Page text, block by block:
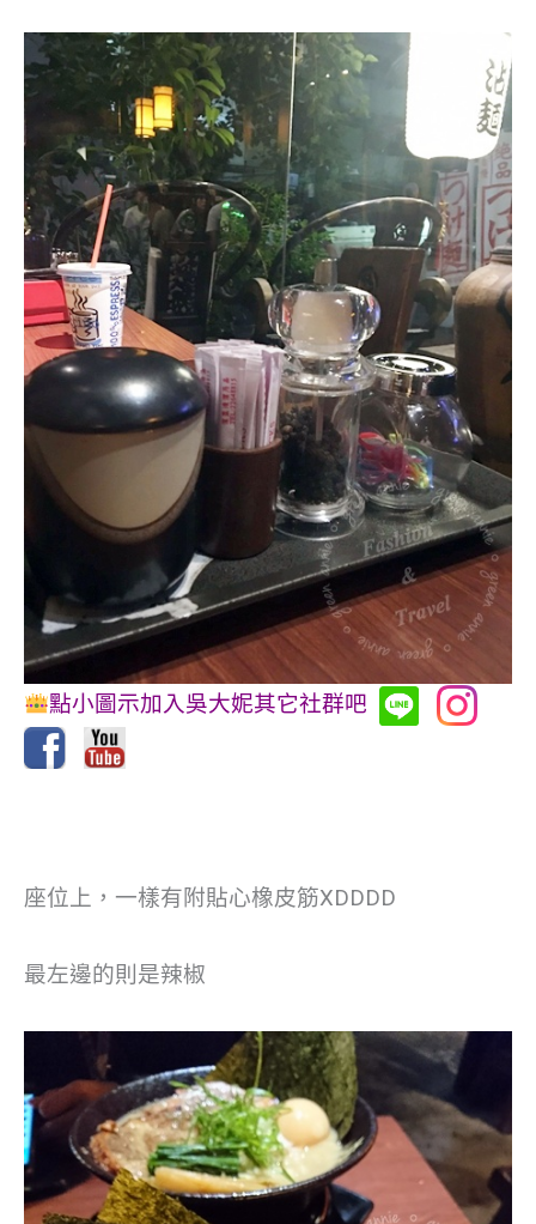
點小圖示加入吳大妮其它社群吧
座位上，一樣有附貼心橡皮筋XDDDD
最左邊的則是辣椒